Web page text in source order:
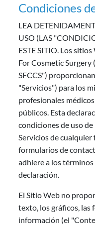
Condiciones
LEA
USO (LAS
ESTE SITIO. Los
For Cosmetic Surgery
SFCCS")
"Servicios") para los
profesionales
públicos. Esta
condiciones de uso
Servicios de
formularios de
adhiere a los
declaración.
El Sitio Web no
texto, los gráficos, las
información (el